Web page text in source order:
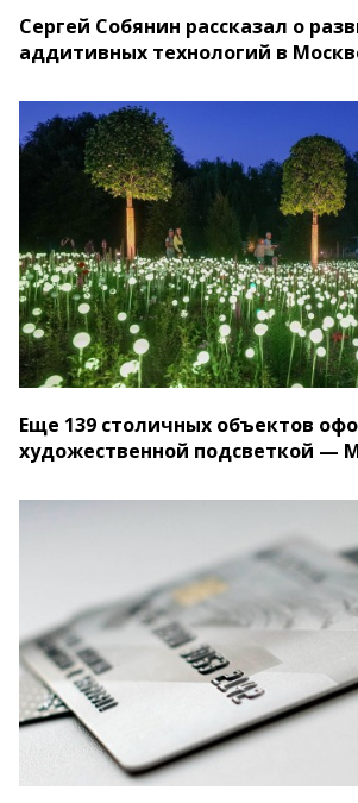
Сергей Собянин рассказал о
аддитивных технологий в
Еще 139 столичных объектов
художественной подсветкой —